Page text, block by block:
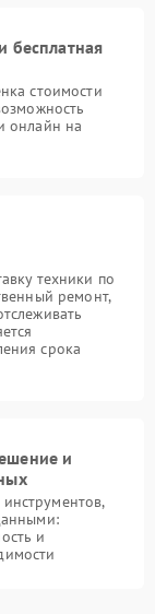
бесплатная
стоимости
онлайн на
техники по
ремонт,
срока
и
и